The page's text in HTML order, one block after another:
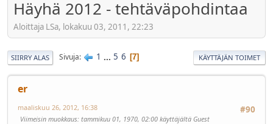
Häyhä 2012 - tehtäväpohdintaa
Aloittaja LSa, lokakuu 03, 2011, 22:23
SIIRRY ALAS Sivuja 1 ... 5 6 7 KÄYTTÄJÄN TOIMET
er
#90
maaliskuu 26, 2012, 16:38
Viimeisin muokkaus: tammikuu 01, 1970, 02:00 käyttäjältä Guest